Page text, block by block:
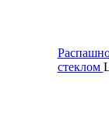
стеклом